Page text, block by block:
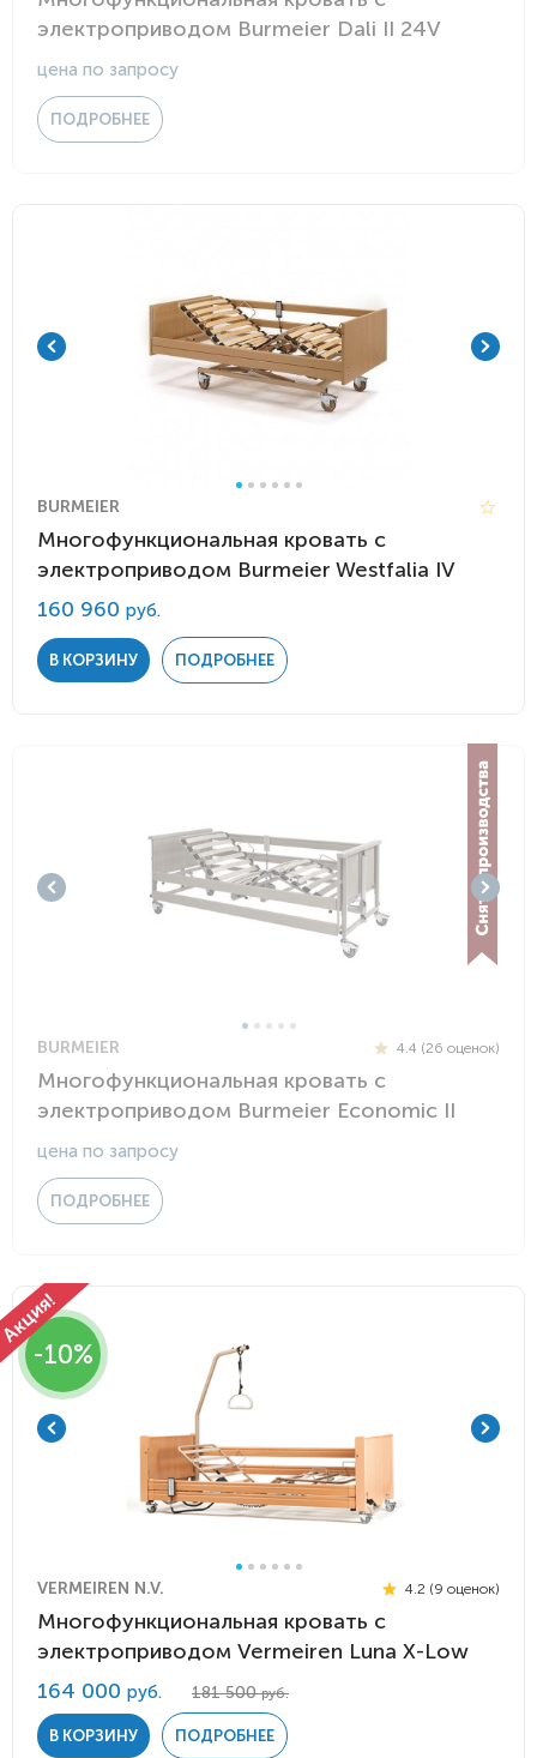
электроприводом Burmeier Dali II 24V
цена по запросу
ПОДРОБНЕЕ
BURMEIER
Многофункциональная кровать с
электроприводом Burmeier Westfalia IV
160 960 руб.
В КОРЗИНУ ПОДРОБНЕЕ
BURMEIER 4.4 (26 оценок)
Многофункциональная кровать с
электроприводом Burmeier Economic II
цена по запросу
ПОДРОБНЕЕ
-10%
VERMEIREN N.V. 4.2 (9 оценок)
Многофункциональная кровать с
электроприводом Vermeiren Luna X-Low
164 000 руб. 181 500руб.
В КОРЗИНУ ПОДРОБНЕЕ